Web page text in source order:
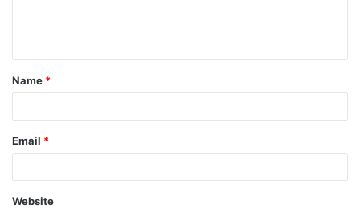
t
*
Name *
Email *
Website